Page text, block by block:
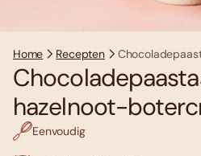
Home Recepten
hazelnoot-
Eenvoudig